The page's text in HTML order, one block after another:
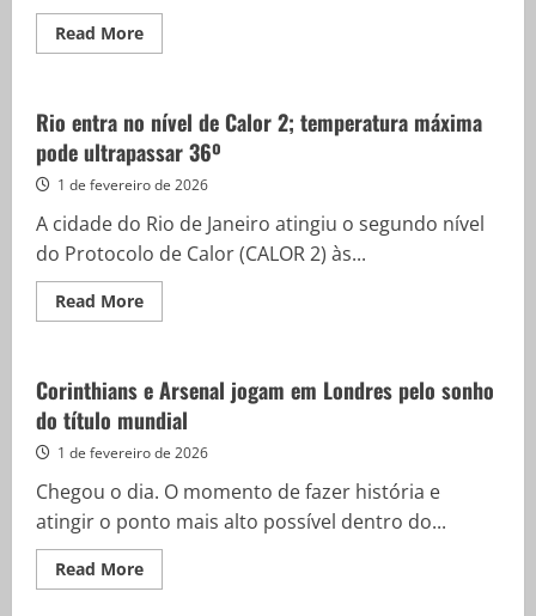
Read MoreRead
more
Tiradentes
encerra
29ª
edição
com
de
“Anistia
79"
Rio entra no nível de Calor 2; temperatura máxima
pode ultrapassar 36º
1 de fevereiro de 2026
A cidade do Rio de Janeiro atingiu o segundo nível
do Protocolo de Calor (CALOR 2) às...
Read MoreRead
more
no
nível
de
Calor
2;
máxima
pode
ultrapassar
36º
Corinthians e Arsenal jogam em Londres pelo sonho
do título mundial
1 de fevereiro de 2026
Chegou o dia. O momento de fazer história e
atingir o ponto mais alto possível dentro do...
Read MoreRead
more